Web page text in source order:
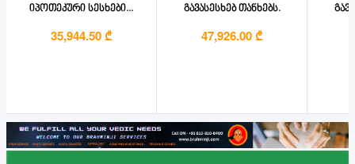
იპოთეკური სესხები...
35,944.50 ₾
გავასესხებ თანხებს.
47,926.00 ₾